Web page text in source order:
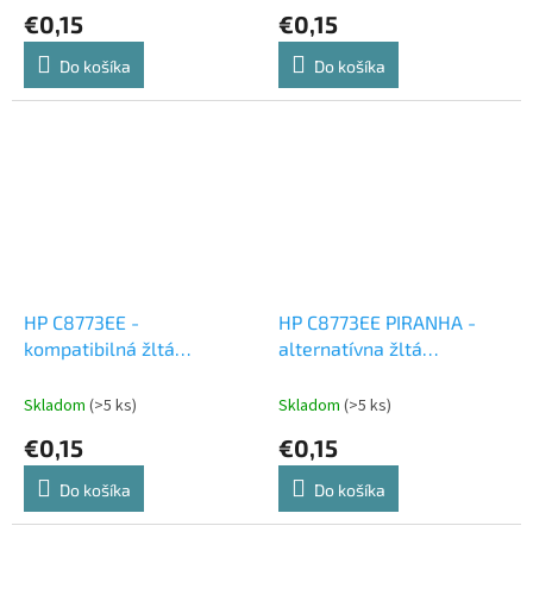
€0,15
Do košíka
€0,15
Do košíka
HP C8773EE -
kompatibilná žltá
Skladom (>5 ks)
€0,15
Do košíka
HP C8773EE PIRANHA -
alternatívna žltá
Skladom (>5 ks)
€0,15
Do košíka